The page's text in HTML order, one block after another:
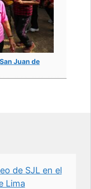
Juan de
de SJL en el
Lima